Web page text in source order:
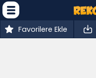
Favorilere Ekle